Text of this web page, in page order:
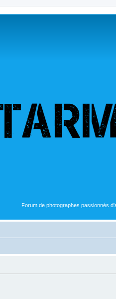
Forum de photographes passionnés